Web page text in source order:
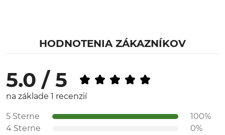
HODNOTENIA ZÁKAZNÍKOV
5.0 / 5
na základe 1 recenzií
5 Sterne
100%
4 Sterne
0%